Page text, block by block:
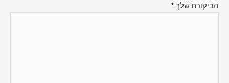
הביקורת שלך *